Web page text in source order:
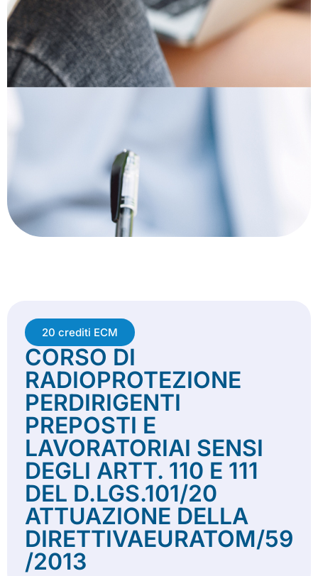
20 crediti ECM
CORSO DI
RADIOPROTEZIONE
PERDIRIGENTI
PREPOSTI E
LAVORATORIAI SENSI
DEGLI ARTT. 110 E 111
DEL D.LGS.101/20
ATTUAZIONE DELLA
DIRETTIVAEURATOM/59
/2013